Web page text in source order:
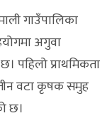
गाउँपालिका
अगुवा
पहिलो प्राथमिकता
वटा कृषक समुह
छ।